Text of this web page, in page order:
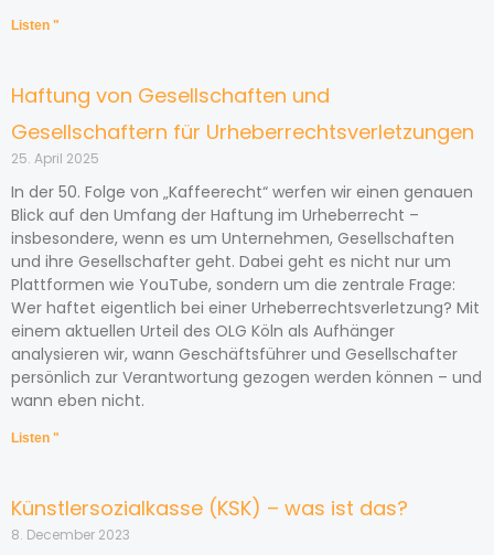
Listen "
Haftung von Gesellschaften und
Gesellschaftern für Urheberrechtsverletzungen
25. April 2025
In der 50. Folge von „Kaffeerecht“ werfen wir einen genauen
Blick auf den Umfang der Haftung im Urheberrecht –
insbesondere, wenn es um Unternehmen, Gesellschaften
und ihre Gesellschafter geht. Dabei geht es nicht nur um
Plattformen wie YouTube, sondern um die zentrale Frage:
Wer haftet eigentlich bei einer Urheberrechtsverletzung? Mit
einem aktuellen Urteil des OLG Köln als Aufhänger
analysieren wir, wann Geschäftsführer und Gesellschafter
persönlich zur Verantwortung gezogen werden können – und
wann eben nicht.
Listen "
Künstlersozialkasse (KSK) – was ist das?
8. December 2023